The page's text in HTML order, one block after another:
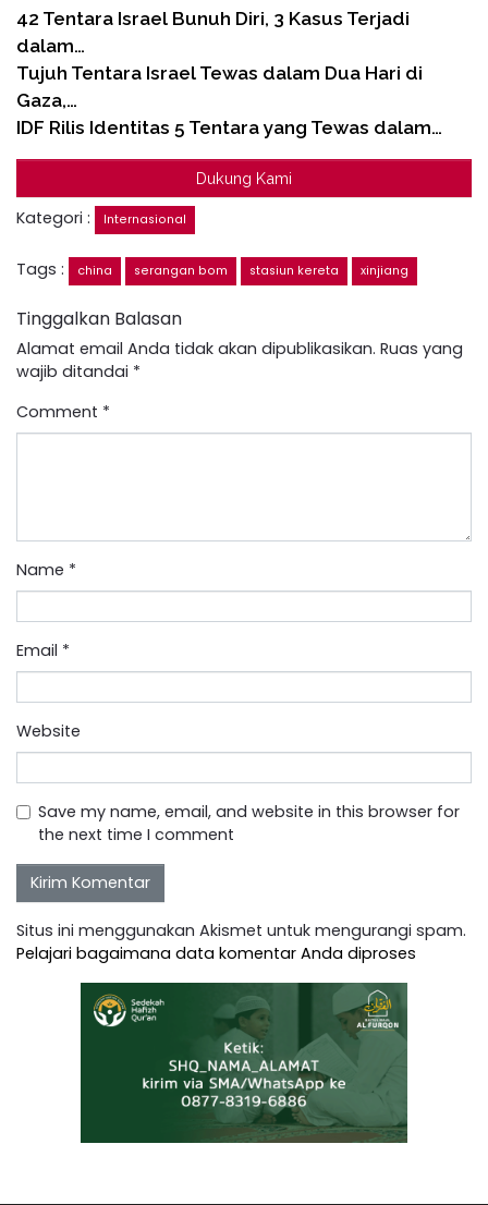
42 Tentara Israel Bunuh Diri, 3 Kasus Terjadi
dalam…
Tujuh Tentara Israel Tewas dalam Dua Hari di
Gaza,…
IDF Rilis Identitas 5 Tentara yang Tewas dalam…
Dukung Kami
Kategori : Internasional
Tags : china serangan bom stasiun kereta xinjiang
Tinggalkan Balasan
Alamat email Anda tidak akan dipublikasikan. Ruas yang
wajib ditandai *
Comment *
Name *
Email *
Website
Save my name, email, and website in this browser for
the next time I comment
Situs ini menggunakan Akismet untuk mengurangi spam.
Pelajari bagaimana data komentar Anda diproses